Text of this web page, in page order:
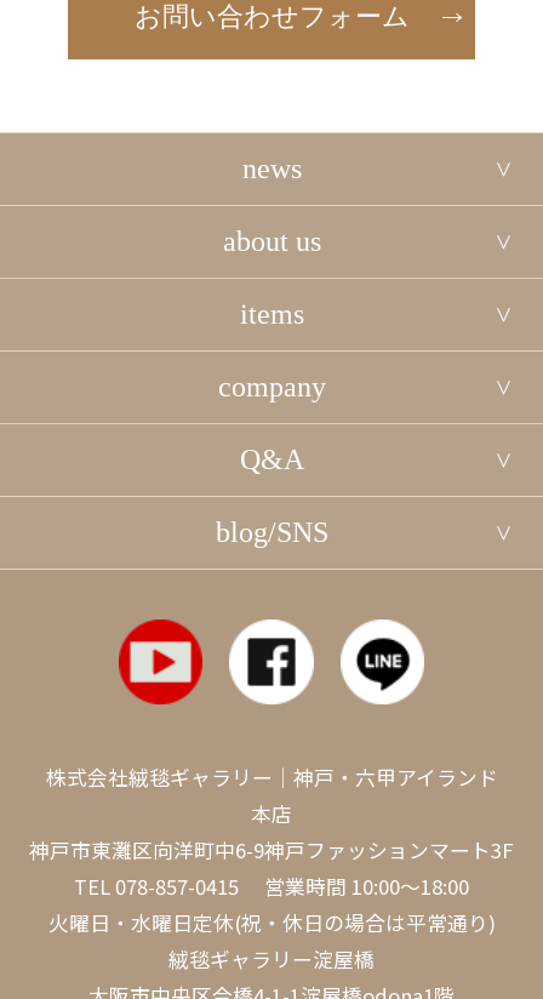
お問い合わせフォーム
news
about us
items
company
Q&A
blog/SNS
株式会社絨毯ギャラリー｜神戸・六甲アイランド
本店
神戸市東灘区向洋町中6-9神戸ファッションマート3F
TEL 078-857-0415 営業時間 10:00～18:00
火曜日・水曜日定休(祝・休日の場合は平常通り)
絨毯ギャラリー淀屋橋